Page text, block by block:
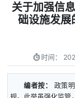
关于加强信
础设施发展
时间：
编者按：
政策
规。此举虽强化监管